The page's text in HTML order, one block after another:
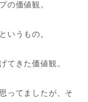
の価値観。
というもの。
てきた価値観。
ってましたが、そ